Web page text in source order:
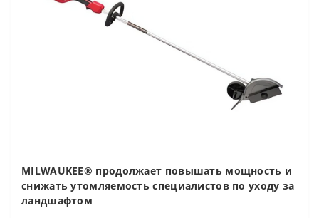
MILWAUKEE® продолжает повышать мощность и
снижать утомляемость специалистов по уходу за
ландшафтом